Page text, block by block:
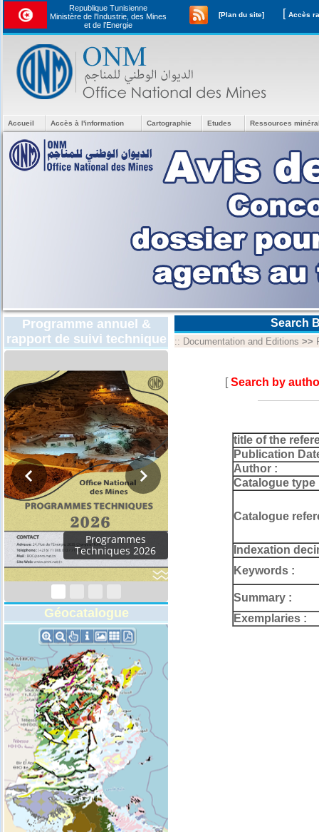
Republique Tunisienne
Ministère de l'Industrie, des Mines
et de l’Energie
[Plan du site] [
Accueil Accès à l'information Cartographie Etudes Ressources
Programme annuel &
rapport de suivi technique
2026
Géocatalogue
Search
:: Documentation and Editions >>
[Search by
title of the
Publication
Author :
Catalogue type
Catalogue
Indexation
Keywords :
Summary :
Exemplaries :